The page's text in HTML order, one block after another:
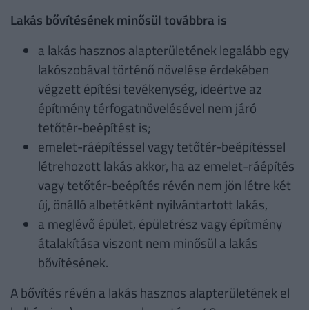
Lakás bővítésének minősül továbbra is
a lakás hasznos alapterületének legalább egy
lakószobával történő növelése érdekében
végzett építési tevékenység, ideértve az
építmény térfogatnövelésével nem járó
tetőtér-beépítést is;
emelet-ráépítéssel vagy tetőtér-beépítéssel
létrehozott lakás akkor, ha az emelet-ráépítés
vagy tetőtér-beépítés révén nem jön létre két
új, önálló albetétként nyilvántartott lakás,
a meglévő épület, épületrész vagy építmény
átalakítása viszont nem minősül a lakás
bővítésének.
A bővítés révén a lakás hasznos alapterületének el